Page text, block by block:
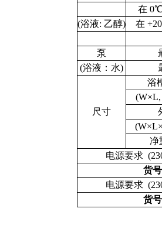
在
(浴液: 乙醇)
在
泵
(浴液：水)
尺寸
浴
(W×L,
净
电源要求
货号
电源要求
货号